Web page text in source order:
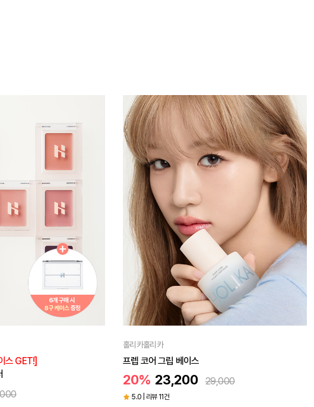
홀리카홀리카
글로우 라이즈 밤 12colors
20% 13,600 17,000
5.0 | 리뷰 2건